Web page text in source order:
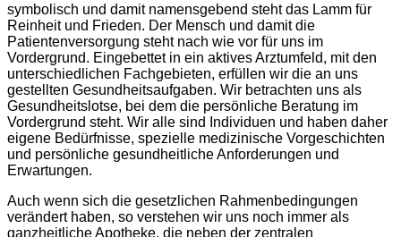
symbolisch und damit namensgebend steht das Lamm für
Reinheit und Frieden. Der Mensch und damit die
Patientenversorgung steht nach wie vor für uns im
Vordergrund. Eingebettet in ein aktives Arztumfeld, mit den
unterschiedlichen Fachgebieten, erfüllen wir die an uns
gestellten Gesundheitsaufgaben. Wir betrachten uns als
Gesundheitslotse, bei dem die persönliche Beratung im
Vordergrund steht. Wir alle sind Individuen und haben daher
eigene Bedürfnisse, spezielle medizinische Vorgeschichten
und persönliche gesundheitliche Anforderungen und
Erwartungen.
Auch wenn sich die gesetzlichen Rahmenbedingungen
verändert haben, so verstehen wir uns noch immer als
ganzheitliche Apotheke, die neben der zentralen